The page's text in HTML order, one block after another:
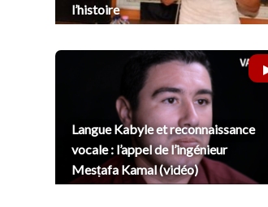
l’histoire
Langue Kabyle et reconnaissance
vocale : l’appel de l’ingénieur
Mesṭafa Kamal (vidéo)